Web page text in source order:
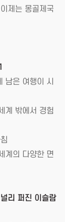
제는 몽골제국
남은 여행이 시
계 밖에서 경험
계의 다양한 면
리 퍼진 이슬람